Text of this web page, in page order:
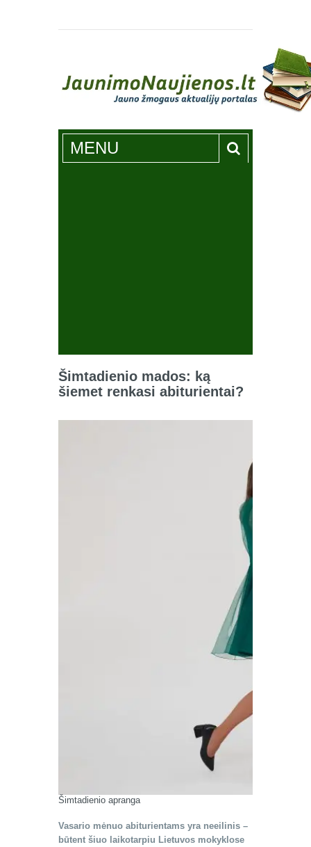
Jaunimonaujienos.lt
MENU
Šimtadienio mados: ką
šiemet renkasi abiturientai?
Šimtadienio apranga
Vasario mėnuo abiturientams yra neeilinis –
būtent šiuo laikotarpiu Lietuvos mokyklose